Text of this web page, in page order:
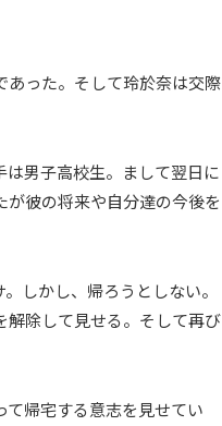
った。そして玲於奈は交際
男子高校生。まして翌日に
彼の将来や自分達の今後を
しかし、帰ろうとしない。
解除して見せる。そして再び
帰宅する意志を見せてい